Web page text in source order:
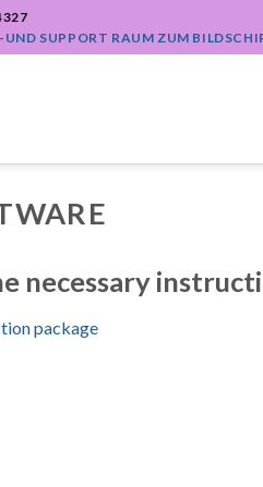
SUPPORT RAUM ZUM
necessary
package